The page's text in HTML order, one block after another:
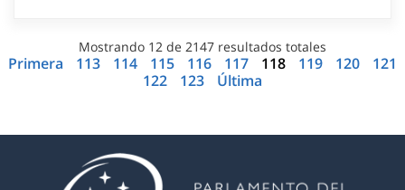
Mostrando 12 de 2147 resultados totales
Primera 113 114 115 116 117 118 119 120
121
122
123 Última